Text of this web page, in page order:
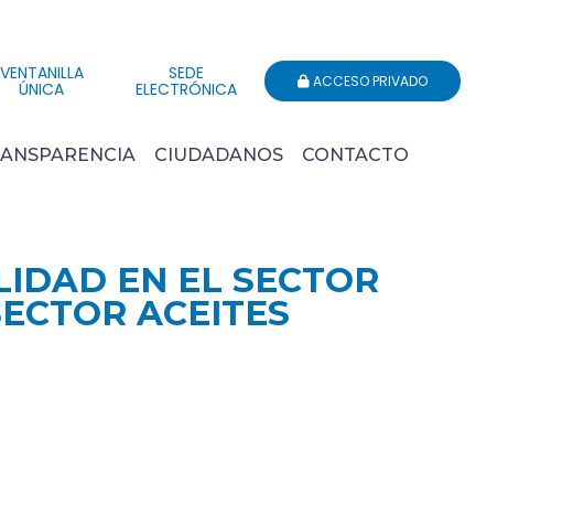
VENTANILLA
ÚNICA
SEDE
ELECTRÓNICA ACCESO PRIVADO
CIUDADANOS CONTACTO
EN EL SECTOR
ACEITES